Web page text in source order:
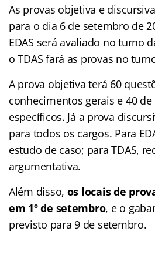
As provas objetiva e
para o dia 6 de setembro de
EDAS será avaliado no turno
o TDAS fará as provas no
A prova objetiva terá 60
conhecimentos gerais e 40
específicos. Já a prova
para todos os cargos. Para
estudo de caso; para TDAS,
argumentativa.
Além disso, os locais de
em 1º de setembro, e o
previsto para 9 de setembro.